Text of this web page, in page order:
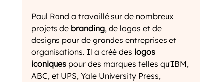
Paul Rand a travaillé sur de nombreux
projets de branding, de logos et de
designs pour de grandes entreprises et
organisations. Il a créé des logos
iconiques pour des marques telles qu'IBM,
ABC, et UPS, Yale University Press,